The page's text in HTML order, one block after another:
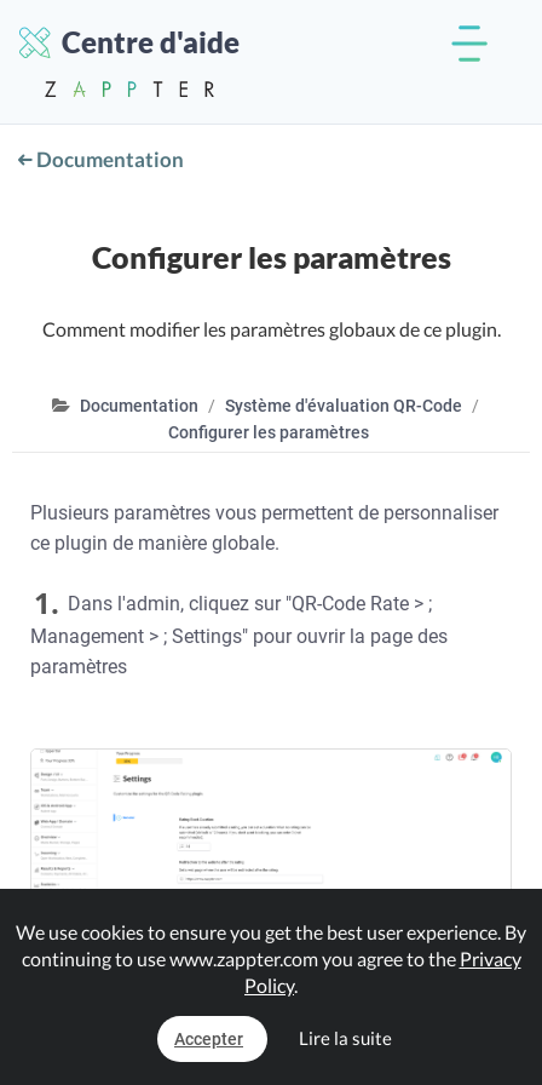
Centre d'aide
Documentation
Configurer les paramètres
Comment modifier les paramètres globaux de ce plugin.
Documentation
Système d'évaluation QR-Code
Configurer les paramètres
Plusieurs paramètres vous permettent de personnaliser
ce plugin de manière globale.
1. Dans l'admin, cliquez sur "QR-Code Rate > ;
Management > ; Settings" pour ouvrir la page des
paramètres
suivez les étapes et ajustez les paramètres à vos
We use cookies to ensure you get the best user experience. By
continuing to use www.zappter.com you agree to the Privacy
Policy.
Accepter Lire la suite